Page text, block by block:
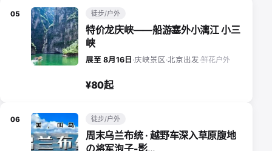
05 徒步/户外
特价龙庆峡——船游塞外小漓江 小三
峡
展至 8月16日 ·庆峡景区·北京出发·鲜花户外
¥80起
06 徒步/户外
周末乌兰布统 · 越野车深入草原腹地
の将军泡子-影…